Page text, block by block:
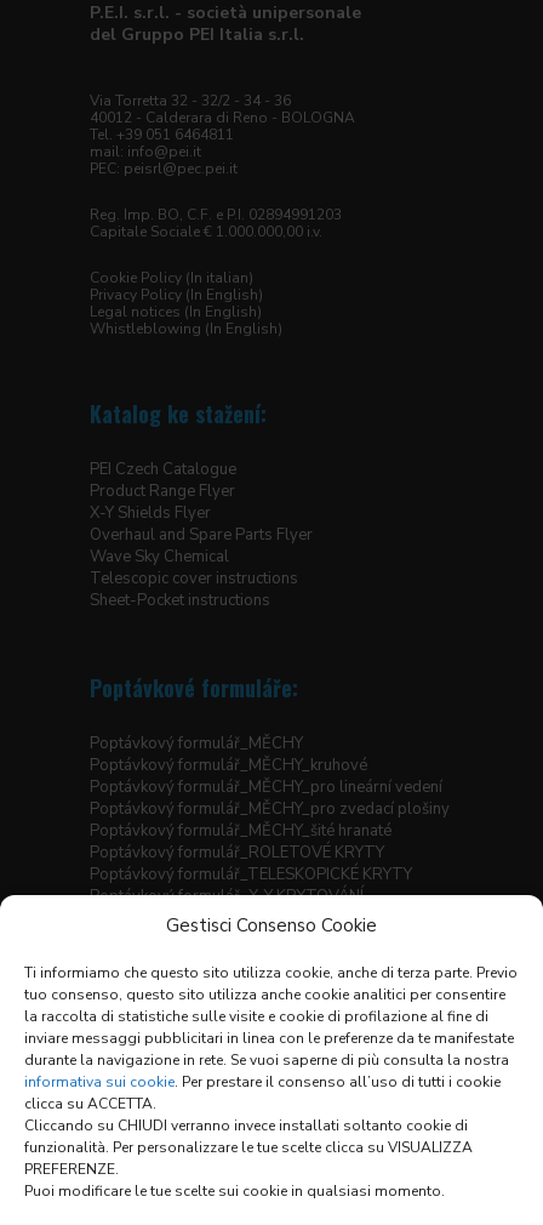
Gestisci Consenso Cookie
Ti informiamo che questo sito utilizza cookie, anche di terza parte. Previo
tuo consenso, questo sito utilizza anche cookie analitici per consentire
la raccolta di statistiche sulle visite e cookie di profilazione al fine di
inviare messaggi pubblicitari in linea con le preferenze da te manifestate
durante la navigazione in rete. Se vuoi saperne di più consulta la nostra
informativa sui cookie. Per prestare il consenso all’uso di tutti i cookie
clicca su ACCETTA.
Cliccando su CHIUDI verranno invece installati soltanto cookie di
funzionalità. Per personalizzare le tue scelte clicca su VISUALIZZA
PREFERENZE.
Puoi modificare le tue scelte sui cookie in qualsiasi momento.
P.E.I. s.r.l. - società unipersonale
del Gruppo PEI Italia s.r.l.
Via Torretta 32 - 32/2 - 34 - 36
40012 - Calderara di Reno - BOLOGNA
Tel. +39 051 6464811
mail: info@pei.it
PEC: peisrl@pec.pei.it
Reg. Imp. BO, C.F. e P.I. 02894991203
Capitale Sociale € 1.000.000,00 i.v.
Cookie Policy (In italian)
Privacy Policy (In English)
Legal notices (In English)
Whistleblowing (In English)
Katalog ke stažení:
PEI Czech Catalogue
Product Range Flyer
X-Y Shields Flyer
Overhaul and Spare Parts Flyer
Wave Sky Chemical
Telescopic cover instructions
Sheet-Pocket instructions
Poptávkové formuláře:
Poptávkový formulář_MĚCHY
Poptávkový formulář_MĚCHY_kruhové
Poptávkový formulář_MĚCHY_pro lineární vedení
Poptávkový formulář_MĚCHY_pro zvedací plošiny
Poptávkový formulář_MĚCHY_šité hranaté
Poptávkový formulář_ROLETOVÉ KRYTY
Poptávkový formulář_TELESKOPICKÉ KRYTY
Poptávkový formulář_X-Y KRYTOVÁNÍ
Prodejní podmínky
Odkazy:
KONFIGURÁTOR